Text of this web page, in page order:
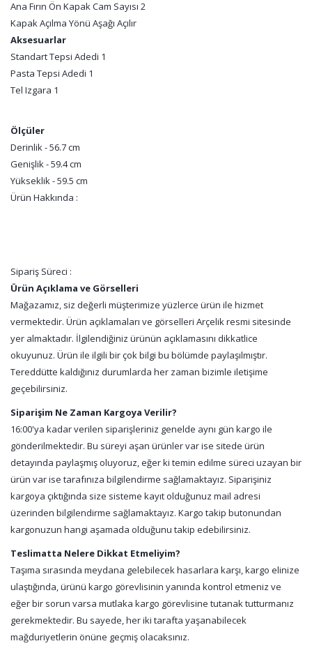
Ana Fırın Ön Kapak Cam Sayısı 2
Kapak Açılma Yönü Aşağı Açılır
Aksesuarlar
Standart Tepsi Adedi 1
Pasta Tepsi Adedi 1
Tel Izgara 1
Ölçüler
Derinlik - 56.7 cm
Genişlik - 59.4 cm
Yükseklik - 59.5 cm
Ürün Hakkında :
Sipariş Süreci :
Ürün Açıklama ve Görselleri
Mağazamız, siz değerli müşterimize yüzlerce ürün ile hizmet
vermektedir. Ürün açıklamaları ve görselleri Arçelik resmi sitesinde
yer almaktadır. İlgilendiğiniz ürünün açıklamasını dikkatlice
okuyunuz. Ürün ile ilgili bir çok bilgi bu bölümde paylaşılmıştır.
Tereddütte kaldığınız durumlarda her zaman bizimle iletişime
geçebilirsiniz.
Siparişim Ne Zaman Kargoya Verilir?
16:00'ya kadar verilen siparişleriniz genelde aynı gün kargo ile
gönderilmektedir. Bu süreyi aşan ürünler var ise sitede ürün
detayında paylaşmış oluyoruz, eğer ki temin edilme süreci uzayan bir
ürün var ise tarafınıza bilgilendirme sağlamaktayız. Siparişiniz
kargoya çıktığında size sisteme kayıt olduğunuz mail adresi
üzerinden bilgilendirme sağlamaktayız. Kargo takip butonundan
kargonuzun hangi aşamada olduğunu takip edebilirsiniz.
Teslimatta Nelere Dikkat Etmeliyim?
Taşıma sırasında meydana gelebilecek hasarlara karşı, kargo elinize
ulaştığında, ürünü kargo görevlisinin yanında kontrol etmeniz ve
eğer bir sorun varsa mutlaka kargo görevlisine tutanak tutturmanız
gerekmektedir. Bu sayede, her iki tarafta yaşanabilecek
mağduriyetlerin önüne geçmiş olacaksınız.